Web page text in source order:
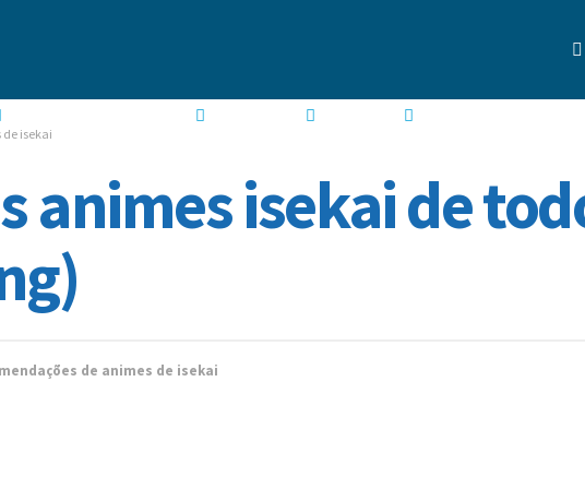
isekai
animes isekai de
de animes de isekai